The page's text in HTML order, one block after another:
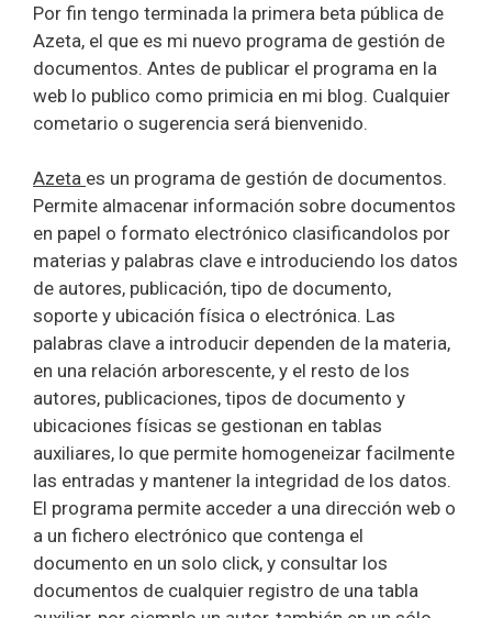
Por fin tengo terminada la primera beta pública de
Azeta, el que es mi nuevo programa de gestión de
documentos. Antes de publicar el programa en la
web lo publico como primicia en mi blog. Cualquier
cometario o sugerencia será bienvenido.
Azeta es un programa de gestión de documentos.
Permite almacenar información sobre documentos
en papel o formato electrónico clasificandolos por
materias y palabras clave e introduciendo los datos
de autores, publicación, tipo de documento,
soporte y ubicación física o electrónica. Las
palabras clave a introducir dependen de la materia,
en una relación arborescente, y el resto de los
autores, publicaciones, tipos de documento y
ubicaciones físicas se gestionan en tablas
auxiliares, lo que permite homogeneizar facilmente
las entradas y mantener la integridad de los datos.
El programa permite acceder a una dirección web o
a un fichero electrónico que contenga el
documento en un solo click, y consultar los
documentos de cualquier registro de una tabla